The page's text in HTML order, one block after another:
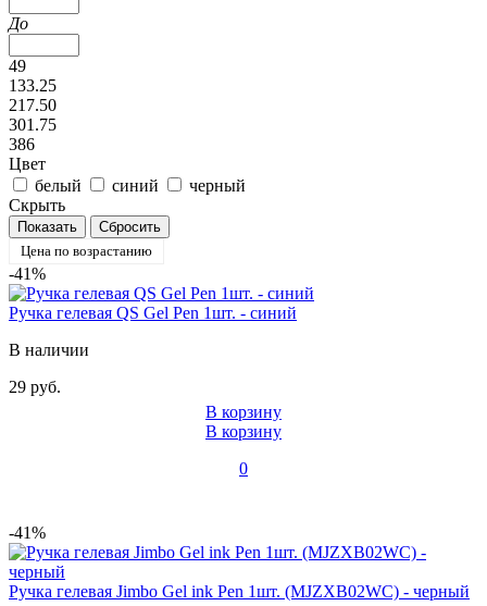
До
49
133.25
217.50
301.75
386
Цвет
белый
синий
черный
Скрыть
Цена по возрастанию
-41%
Ручка гелевая QS Gel Pen 1шт. - синий
В наличии
29 руб.
В корзину
В корзину
0
-41%
Ручка гелевая Jimbo Gel ink Pen 1шт. (MJZXB02WC) - черный